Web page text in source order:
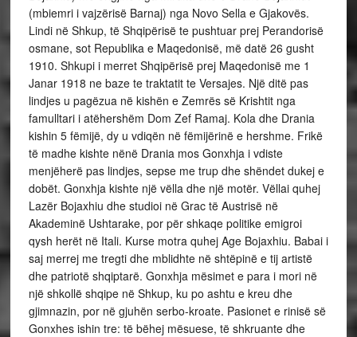
(mbiemri i vajzërisë Barnaj) nga Novo Sella e Gjakovës.
Lindi në Shkup, të Shqipërisë te pushtuar prej Perandorisë
osmane, sot Republika e Maqedonisë, më datë 26 gusht
1910. Shkupi i merret Shqipërisë prej Maqedonisë me 1
Janar 1918 ne baze te traktatit te Versajes. Një ditë pas
lindjes u pagëzua në kishën e Zemrës së Krishtit nga
famulltari i atëhershëm Dom Zef Ramaj. Kola dhe Drania
kishin 5 fëmijë, dy u vdiqën në fëmijërinë e hershme. Frikë
të madhe kishte nënë Drania mos Gonxhja i vdiste
menjëherë pas lindjes, sepse me trup dhe shëndet dukej e
dobët. Gonxhja kishte një vëlla dhe një motër. Vëllai quhej
Lazër Bojaxhiu dhe studioi në Grac të Austrisë në
Akademinë Ushtarake, por për shkaqe politike emigroi
qysh herët në Itali. Kurse motra quhej Age Bojaxhiu. Babai i
saj merrej me tregti dhe mblidhte në shtëpinë e tij artistë
dhe patriotë shqiptarë. Gonxhja mësimet e para i mori në
një shkollë shqipe në Shkup, ku po ashtu e kreu dhe
gjimnazin, por në gjuhën serbo-kroate. Pasionet e rinisë së
Gonxhes ishin tre: të bëhej mësuese, të shkruante dhe